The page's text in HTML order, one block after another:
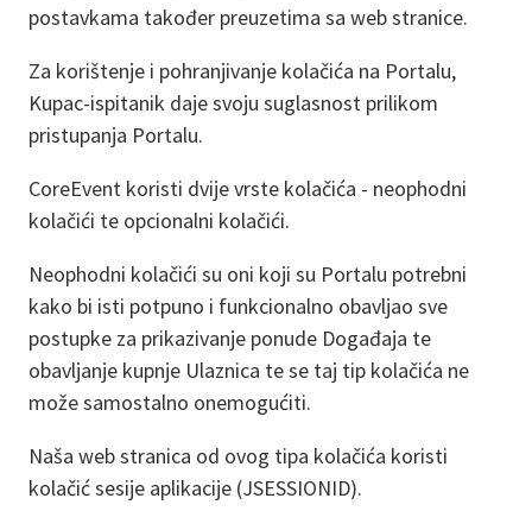
postavkama također preuzetima sa web stranice.
Za korištenje i pohranjivanje kolačića na Portalu,
Kupac-ispitanik daje svoju suglasnost prilikom
pristupanja Portalu.
CoreEvent koristi dvije vrste kolačića - neophodni
kolačići te opcionalni kolačići.
Neophodni kolačići su oni koji su Portalu potrebni
kako bi isti potpuno i funkcionalno obavljao sve
postupke za prikazivanje ponude Događaja te
obavljanje kupnje Ulaznica te se taj tip kolačića ne
može samostalno onemogućiti.
Naša web stranica od ovog tipa kolačića koristi
kolačić sesije aplikacije (JSESSIONID).